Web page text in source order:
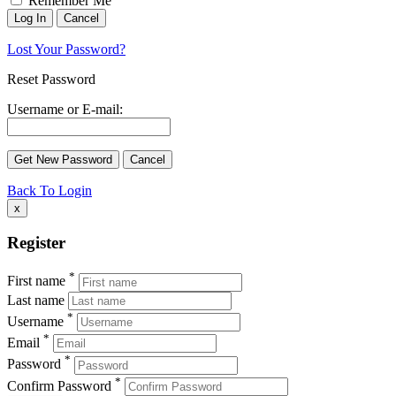
Lost Your Password?
Reset Password
Username or E-mail:
Back To Login
x
Register
First name *
Last name
Username *
Email *
Password *
Confirm Password *